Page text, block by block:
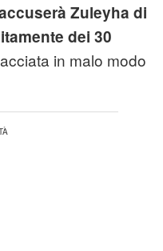
Zuleyha di
dei 30
in malo modo